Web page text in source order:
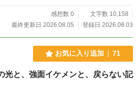
感想数 0
文字数 10,158
最終更新日 2026.08.05
登録日 2026.08.03
お気に入り追加 71
光と、強面イケメンと、戻らない記